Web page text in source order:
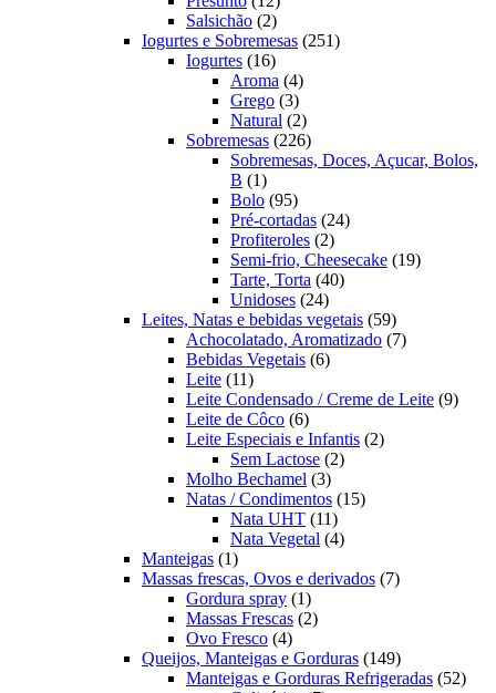
produtos
Salsichão 22
produtos
Iogurtes e Sobremesas 251251
Iogurtes 1616
produtos
Aroma 44
produtos
Grego 33
produtos
Natural 22
produtos
Sobremesas 226226
produtos
Sobremesas, Doces, Açucar, Bolos,
B
11
produto
Bolo 9595
produtos
Pré-cortadas 2424
Profiteroles 22
produtos
Semi-frio, Cheesecake 1919
Tarte, Torta 4040
Unidoses 2424
produtos
Leites, Natas e bebidas vegetais 5959
produtos
Achocolatado, Aromatizado 77
Bebidas Vegetais 66
Leite 1111
produtos
Leite Condensado / Creme de Leite 99
Leite de Côco 66
produtos
Leite Especiais e Infantis 22
Sem Lactose 22
Molho Bechamel 33
produtos
Natas / Condimentos 1515
Nata UHT 1111
produtos
Nata Vegetal 44
Manteigas 11
produto
Massas frescas, Ovos e derivados 77
Gordura spray 11
produto
Massas Frescas 22
Ovo Fresco 44
produtos
Queijos, Manteigas e Gorduras 149149
produtos
Manteigas e Gorduras Refrigeradas 5252